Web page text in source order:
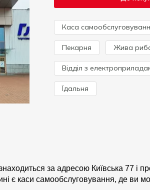
Каса
Пекарня Жива
Відділ з
Їдальня
за адресою Київська 77 і
є каси самообслуговування, де ви